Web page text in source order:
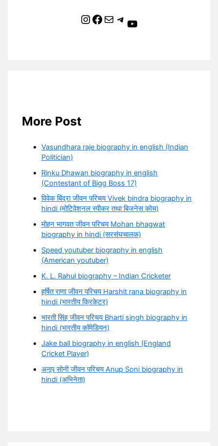
Instagram Facebook Mail Telegram YouTube
More Post
Vasundhara raje biography in english (Indian
Politician)
Rinku Dhawan biography in english
(Contestant of Bigg Boss 17)
विवेक बिंद्रा जीवन परिचय Vivek bindra biography in
hindi (मोटिवेशनल स्पीकर तथा बिजनेस कोच)
मोहन भागवत जीवन परिचय Mohan bhagwat
biography in hindi (सरसंघचालक)
Speed youtuber biography in english
(American youtuber)
K. L. Rahul biography – Indian Cricketer
हर्षित राणा जीवन परिचय Harshit rana biography in
hindi (भारतीय क्रिकेटर)
भारती सिंह जीवन परिचय Bharti singh biography in
hindi (भारतीय कॉमेडियन)
Jake ball biography in english (England
Cricket Player)
अनूप सोनी जीवन परिचय Anup Soni biography in
hindi (अभिनेता)